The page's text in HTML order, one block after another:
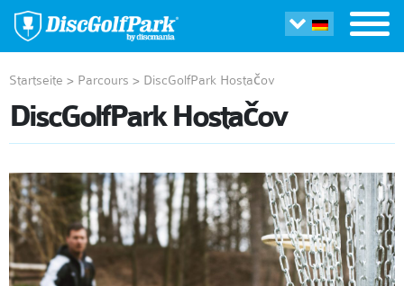
Startseite > Parcours > DiscGolfPark Hostačov
DiscGolfPark Hostačov